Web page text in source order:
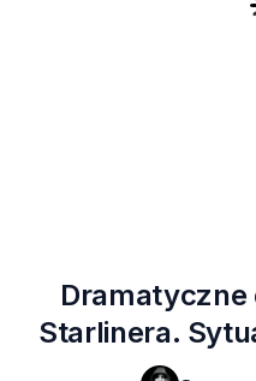
Dramatyczne
Starlinera.
gorsza niż